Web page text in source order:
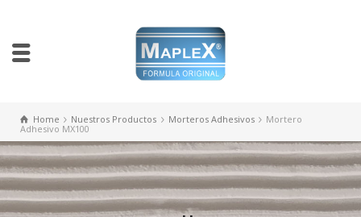
Home Nuestros Productos Morteros Adhesivos
Mortero
Adhesivo MX100